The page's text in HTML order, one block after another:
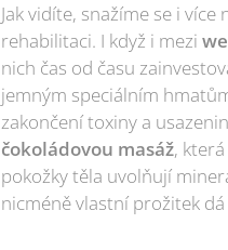
Jak vidíte, snažíme se i
rehabilitaci. I když i mezi
nich čas od času
jemným speciálním
zakončení toxiny a
čokoládovou masáž,
pokožky těla uvolňují
nicméně vlastní prožitek